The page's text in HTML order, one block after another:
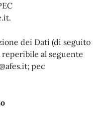
.
dei Dati (di seguito
reperibile al seguente
; pec